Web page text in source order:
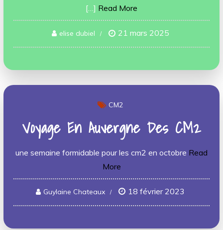
[…] Read More
elise dubiel 21 mars 2025
CM2
Voyage En Auvergne Des CM2
une semaine formidable pour les cm2 en octobre Read
More
Guylaine Chateaux 18 février 2023